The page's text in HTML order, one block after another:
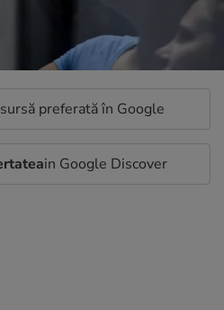
preferată în Google
in Google Discover